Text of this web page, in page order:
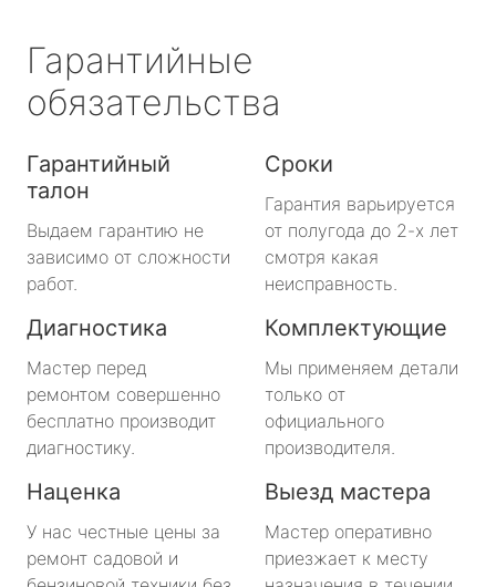
Гарантийные
обязательства
Гарантийный
талон
Выдаем гарантию не
зависимо от сложности
работ.
Сроки
Гарантия варьируется
от полугода до 2-х лет
смотря какая
неисправность.
Диагностика
Мастер перед
ремонтом совершенно
бесплатно производит
диагностику.
Комплектующие
Мы применяем детали
только от
официального
производителя.
Наценка
У нас честные цены за
ремонт садовой и
Выезд мастера
Мастер оперативно
приезжает к месту